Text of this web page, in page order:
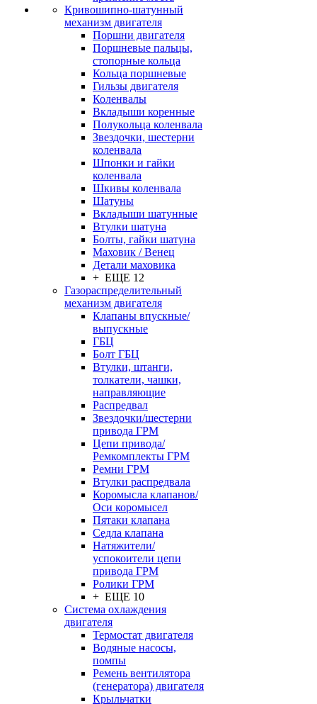
Кривошипно-шатунный
механизм двигателя
Поршни двигателя
Поршневые пальцы,
стопорные кольца
Кольца поршневые
Гильзы двигателя
Коленвалы
Вкладыши коренные
Полукольца коленвала
Звездочки, шестерни
коленвала
Шпонки и гайки
коленвала
Шкивы коленвала
Шатуны
Вкладыши шатунные
Втулки шатуна
Болты, гайки шатуна
Маховик / Венец
Детали маховика
+ ЕЩЕ 12
Газораспределительный
механизм двигателя
Клапаны впускные/
выпускные
ГБЦ
Болт ГБЦ
Втулки, штанги,
толкатели, чашки,
направляющие
Распредвал
Звездочки/шестерни
привода ГРМ
Цепи привода/
Ремкомплекты ГРМ
Ремни ГРМ
Втулки распредвала
Коромысла клапанов/
Оси коромысел
Пятаки клапана
Седла клапана
Натяжители/
успокоители цепи
привода ГРМ
Ролики ГРМ
+ ЕЩЕ 10
Система охлаждения
двигателя
Термостат двигателя
Водяные насосы,
помпы
Ремень вентилятора
(генератора) двигателя
Крыльчатки